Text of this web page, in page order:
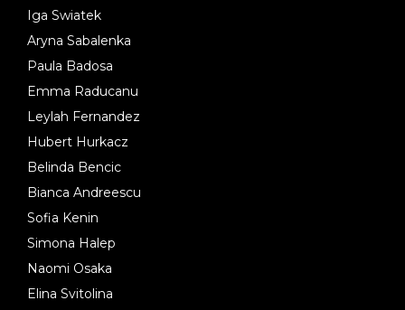
Iga Swiatek
Aryna Sabalenka
Paula Badosa
Emma Raducanu
Leylah Fernandez
Hubert Hurkacz
Belinda Bencic
Bianca Andreescu
Sofia Kenin
Simona Halep
Naomi Osaka
Elina Svitolina